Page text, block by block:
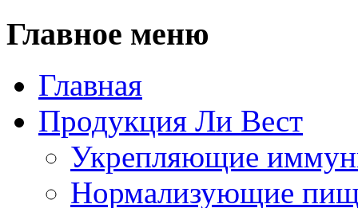
Главное меню
Главная
Продукция Ли Вест
Укрепляющие
Нормализующие